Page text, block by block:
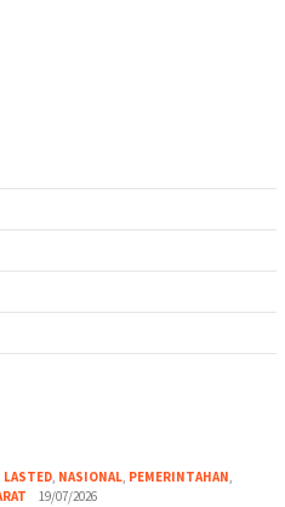
LASTED, NASIONAL, PEMERINTAHAN,
19/07/2026